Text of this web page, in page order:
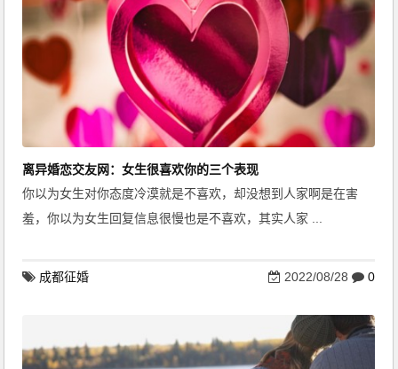
离异婚恋交友网：女生很喜欢你的三个表现
你以为女生对你态度冷漠就是不喜欢，却没想到人家啊是在害
羞，你以为女生回复信息很慢也是不喜欢，其实人家 ...
成都征婚 2022/08/28 0